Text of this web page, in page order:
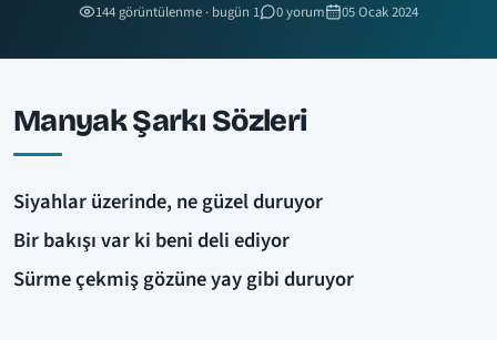
144 görüntülenme · bugün 1 0 yorum 05 Ocak 2024
Manyak Şarkı Sözleri
Siyahlar üzerinde, ne güzel duruyor
Bir bakışı var ki beni deli ediyor
Sürme çekmiş gözüne yay gibi duruyor